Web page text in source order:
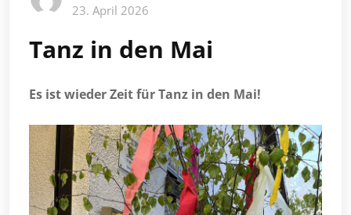
23. April 2026
Tanz in den Mai
Es ist wieder Zeit für Tanz in den Mai!